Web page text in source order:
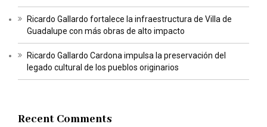
Ricardo Gallardo fortalece la infraestructura de Villa de
Guadalupe con más obras de alto impacto
Ricardo Gallardo Cardona impulsa la preservación del
legado cultural de los pueblos originarios
Recent Comments